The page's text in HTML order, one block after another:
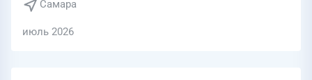
Самара
июль 2026